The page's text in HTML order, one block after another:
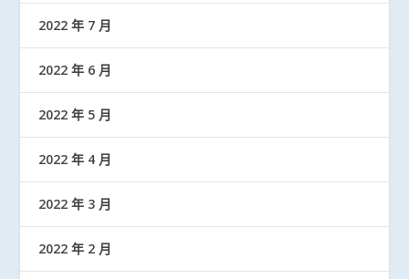
2022 年 7 月
2022 年 6 月
2022 年 5 月
2022 年 4 月
2022 年 3 月
2022 年 2 月